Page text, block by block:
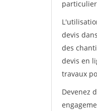
devis
des
devis en
travaux
Devenez